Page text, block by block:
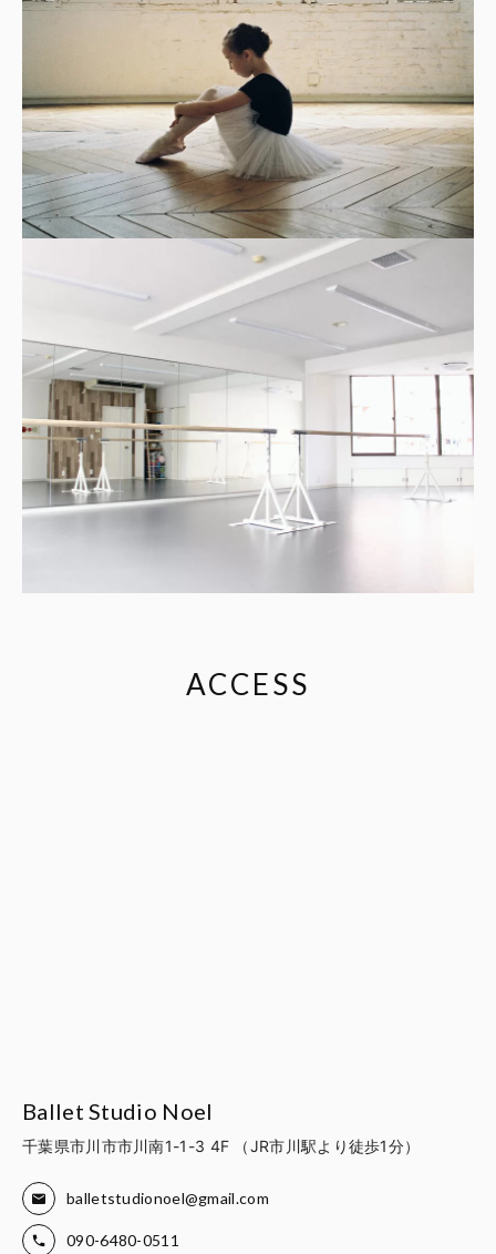
ACCESS
Ballet Studio Noel
千葉県市川市市川南1-1-3 4F （JR市川駅より徒歩1分）
balletstudionoel@gmail.com
090-6480-0511